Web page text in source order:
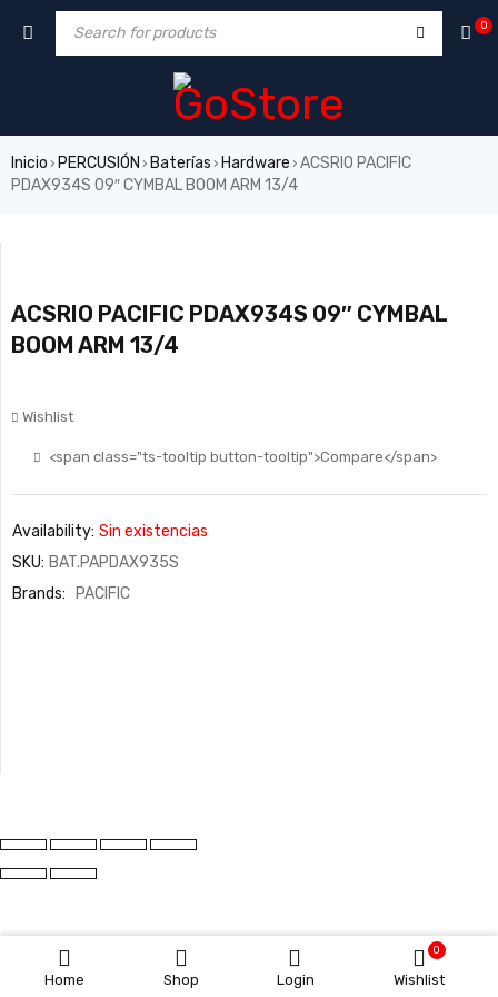
Home Shop Login Wishlist
0
0
Inicio › PERCUSIÓN › Baterías › Hardware › ACSRIO PACIFIC
PDAX934S 09″ CYMBAL BOOM ARM 13/4
ACSRIO PACIFIC PDAX934S 09″ CYMBAL
BOOM ARM 13/4
Wishlist
<span class="ts-tooltip button-tooltip">Compare</span>
Availability: Sin existencias
SKU: BAT.PAPDAX935S
Brands:
PACIFIC